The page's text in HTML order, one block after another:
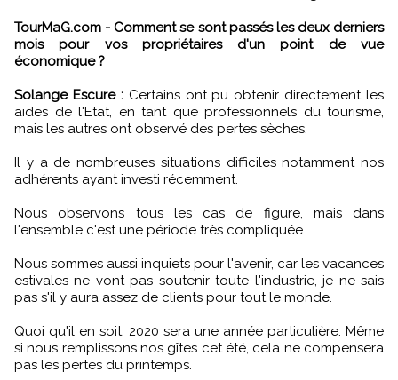
TourMaG.com - Comment se sont passés les deux derniers
mois pour vos propriétaires d'un point de vue
économique ?
Solange Escure :Certains ont pu obtenir directement les
aides de l'Etat, en tant que professionnels du tourisme,
mais les autres ont observé des pertes sèches.
Il y a de nombreuses situations difficiles notamment nos
adhérents ayant investi récemment.
Nous observons tous les cas de figure, mais dans
l'ensemble c'est une période très compliquée.
Nous sommes aussi inquiets pour l'avenir, car les vacances
estivales ne vont pas soutenir toute l'industrie, je ne sais
pas s'il y aura assez de clients pour tout le monde.
Quoi qu'il en soit, 2020 sera une année particulière. Même
si nous remplissons nos gîtes cet été, cela ne compensera
pas les pertes du printemps.